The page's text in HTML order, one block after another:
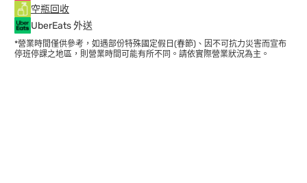
空瓶回收
UberEats 外送
*營業時間僅供參考，如遇部份特殊國定假日(春節)、因不可抗力災害而宣布
停班停課之地區，則營業時間可能有所不同。請依實際營業狀況為主。